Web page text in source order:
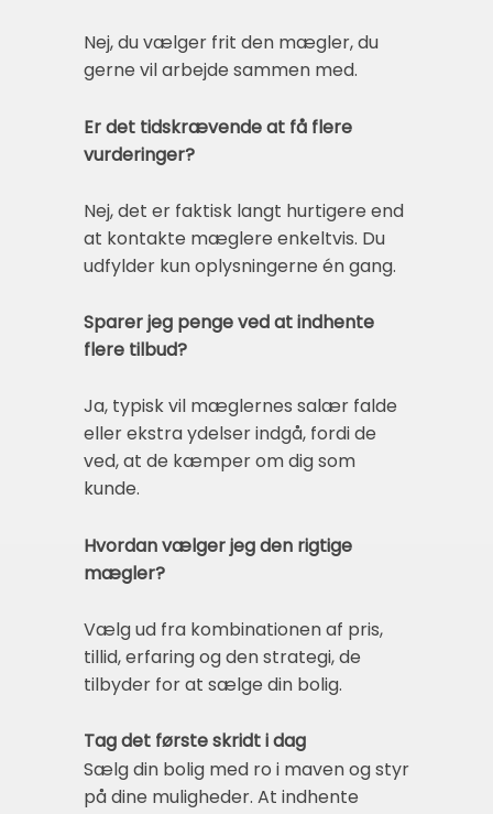
Nej, du vælger frit den mægler, du
gerne vil arbejde sammen med.
Er det tidskrævende at få flere
vurderinger?
Nej, det er faktisk langt hurtigere end
at kontakte mæglere enkeltvis. Du
udfylder kun oplysningerne én gang.
Sparer jeg penge ved at indhente
flere tilbud?
Ja, typisk vil mæglernes salær falde
eller ekstra ydelser indgå, fordi de
ved, at de kæmper om dig som
kunde.
Hvordan vælger jeg den rigtige
mægler?
Vælg ud fra kombinationen af pris,
tillid, erfaring og den strategi, de
tilbyder for at sælge din bolig.
Tag det første skridt i dag
Sælg din bolig med ro i maven og styr
på dine muligheder. At indhente